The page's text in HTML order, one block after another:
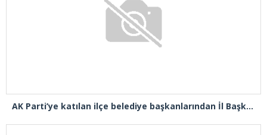
AK Parti’ye katılan ilçe belediye başkanlarından İl Başkanı Özdemir’e ziyaret